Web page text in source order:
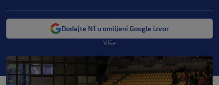
Dodajte N1 u omiljeni Google izvor
Više